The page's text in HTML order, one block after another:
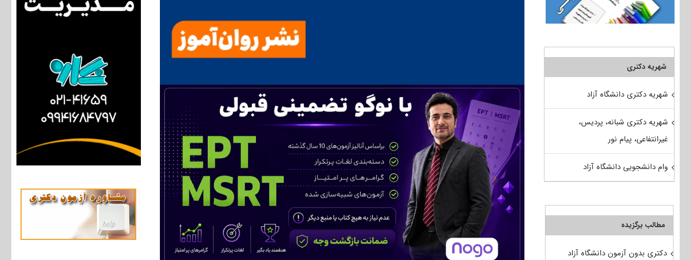
شهریه دکتری
شهریه دکتری دانشگاه آزاد
شهریه دکتری شبانه، پردیس،
غیرانتفاعی، پیام نور
وام دانشجویی دانشگاه آزاد
مطالب برگزیده
دکتری بدون آزمون دانشگاه آزاد